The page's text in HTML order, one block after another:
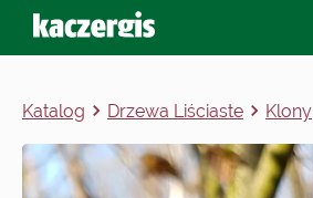
Katalog Drzewa Liściaste Klony